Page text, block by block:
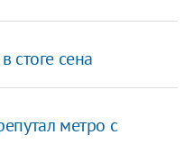
стоге сена
метро с